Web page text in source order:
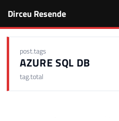
Dirceu Resende
post.tags
AZURE SQL DB
tag.total